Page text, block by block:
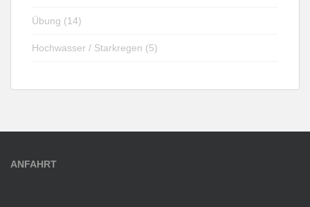
Übung (14)
Hochwasser / Starkregen (5)
ANFAHRT